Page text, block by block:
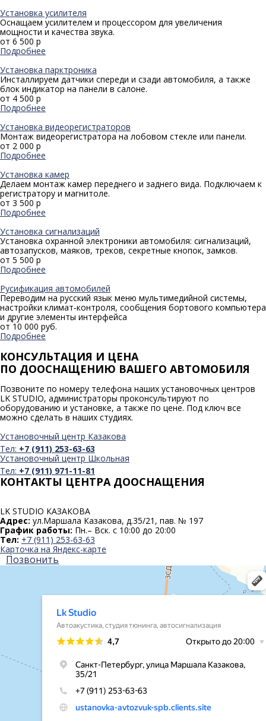
Установка усилителя
Оснащаем усилителем и процессором для увеличения
мощности и качества звука.
от 6 500 р
Подробнее
Установка парктроника
Инсталлируем датчики спереди и сзади автомобиля, а также
блок индикатор на панели в салоне.
от 4 500 р
Подробнее
Установка видеорегистраторов
Монтаж видеорегистратора на лобовом стекле или панели.
от 2 000 р
Подробнее
Установка камер
Делаем монтаж камер переднего и заднего вида. Подключаем к
регистратору и магнитоле.
от 3 500 р
Подробнее
Установка сигнализаций
Установка охранной электроники автомобиля: сигнализаций,
автозапусков, маяков, треков, секретные кнопок, замков.
от 5 500 р
Подробнее
Русификация автомобилей
Переводим на русский язык меню мультимедийной системы,
настройки климат‑контроля, сообщения бортового компьютера
и другие элементы интерфейса
от 10 000 руб.
Подробнее
КОНСУЛЬТАЦИЯ И ЦЕНА
ПО ДООСНАЩЕНИЮ ВАШЕГО АВТОМОБИЛЯ
Позвоните по номеру телефона наших установочных центров
LK STUDIO, администраторы проконсультируют по
оборудованию и установке, а также по цене. Под ключ все
можно сделать в наших студиях.
Установочный центр Казакова
Тел: +7 (911) 253-63-63
Установочный центр Школьная
Тел: +7 (911) 971-11-81
КОНТАКТЫ ЦЕНТРА ДООСНАЩЕНИЯ
LK STUDIO КАЗАКОВА
Адрес: ул.Маршала Казакова, д.35/21, пав. № 197
График работы: Пн.– Вск. с 10:00 до 20:00
Тел: +7 (911) 253-63-63
Карточка на Яндекс-карте
Позвонить